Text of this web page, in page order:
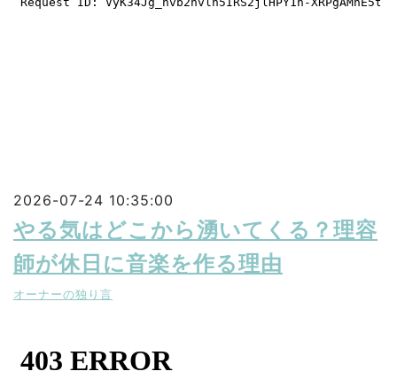
2026-07-24 10:35:00
やる気はどこから湧いてくる？理容
師が休日に音楽を作る理由
オーナーの独り言